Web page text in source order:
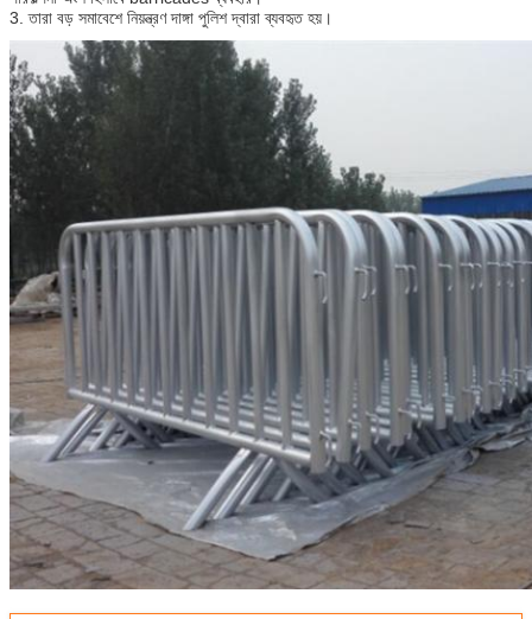
3. তারা বড় সমাবেশে নিয়ন্ত্রণ দাঙ্গা পুলিশ দ্বারা ব্যবহৃত হয়।